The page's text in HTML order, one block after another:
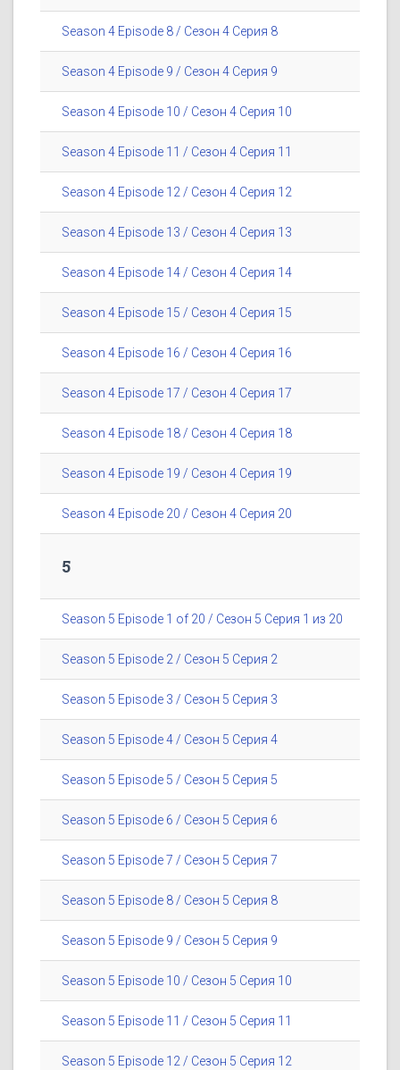
Season 4 Episode 8 / Сезон 4 Серия 8
Season 4 Episode 9 / Сезон 4 Серия 9
Season 4 Episode 10 / Сезон 4 Серия 10
Season 4 Episode 11 / Сезон 4 Серия 11
Season 4 Episode 12 / Сезон 4 Серия 12
Season 4 Episode 13 / Сезон 4 Серия 13
Season 4 Episode 14 / Сезон 4 Серия 14
Season 4 Episode 15 / Сезон 4 Серия 15
Season 4 Episode 16 / Сезон 4 Серия 16
Season 4 Episode 17 / Сезон 4 Серия 17
Season 4 Episode 18 / Сезон 4 Серия 18
Season 4 Episode 19 / Сезон 4 Серия 19
Season 4 Episode 20 / Сезон 4 Серия 20
5
Season 5 Episode 1 of 20 / Сезон 5 Серия 1 из 20
Season 5 Episode 2 / Сезон 5 Серия 2
Season 5 Episode 3 / Сезон 5 Серия 3
Season 5 Episode 4 / Сезон 5 Серия 4
Season 5 Episode 5 / Сезон 5 Серия 5
Season 5 Episode 6 / Сезон 5 Серия 6
Season 5 Episode 7 / Сезон 5 Серия 7
Season 5 Episode 8 / Сезон 5 Серия 8
Season 5 Episode 9 / Сезон 5 Серия 9
Season 5 Episode 10 / Сезон 5 Серия 10
Season 5 Episode 11 / Сезон 5 Серия 11
Season 5 Episode 12 / Сезон 5 Серия 12